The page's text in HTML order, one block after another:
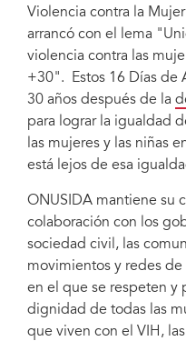
Violencia contra la
arrancó con el lema
violencia contra las
+30". Estos 16 Días de
30 años después de la
para lograr la igualdad
las mujeres y las niñas
está lejos de esa
ONUSIDA mantiene su
colaboración con los
sociedad civil, las
movimientos y redes
en el que se respeten y
dignidad de todas las
que viven con el VIH,